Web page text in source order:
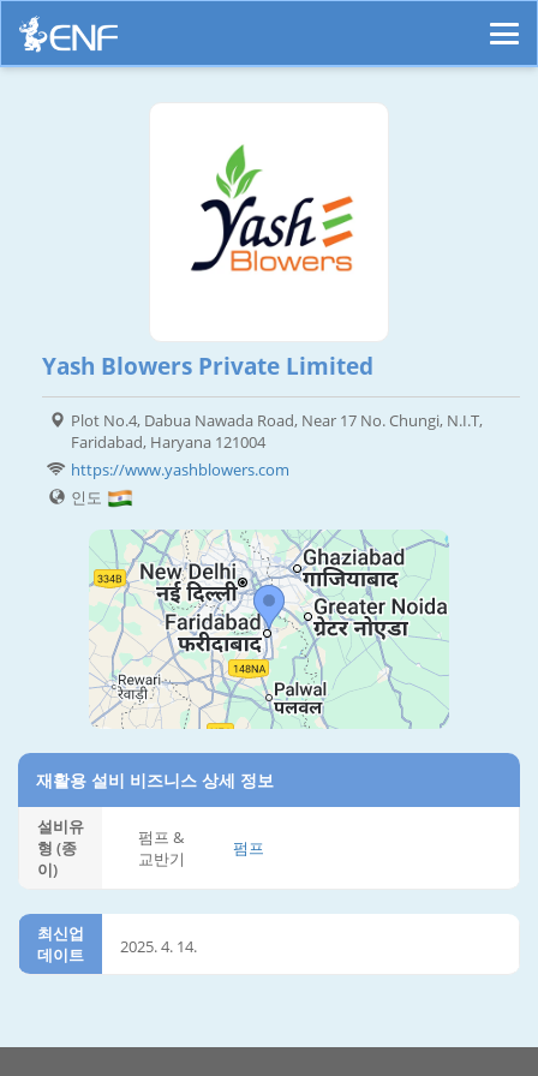
Yash Blowers Private Limited
Plot No.4, Dabua Nawada Road, Near 17 No. Chungi, N.I.T,
Faridabad, Haryana 121004
https://www.yashblowers.com
인도
재활용 설비 비즈니스 상세 정보
설비유
형 (종
이)
펌프 &
교반기
펌프
최신업
데이트
2025. 4. 14.